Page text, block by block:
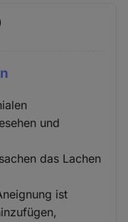
und
das Lachen
ist